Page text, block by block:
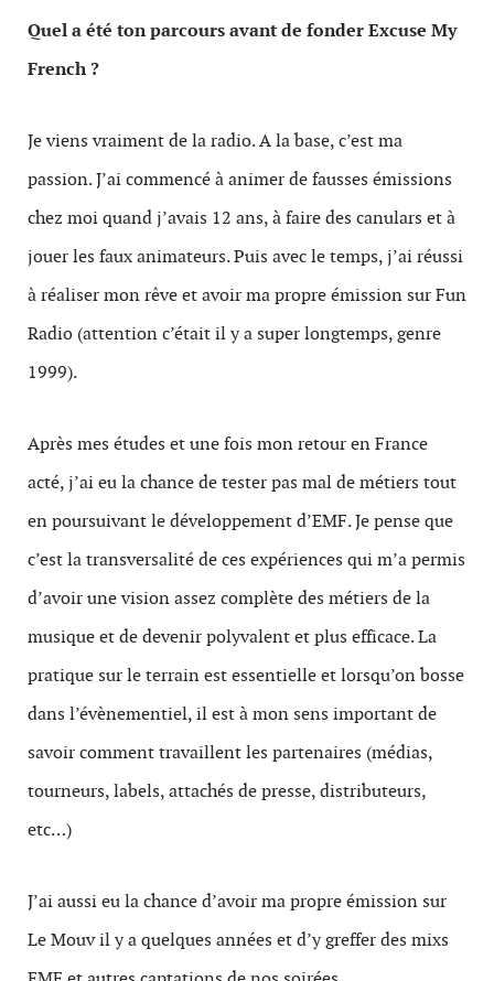
Quel a été ton parcours avant de fonder Excuse My
French ?
Je viens vraiment de la radio. A la base, c’est ma
passion. J’ai commencé à animer de fausses émissions
chez moi quand j’avais 12 ans, à faire des canulars et à
jouer les faux animateurs. Puis avec le temps, j’ai réussi
à réaliser mon rêve et avoir ma propre émission sur Fun
Radio (attention c’était il y a super longtemps, genre
1999).
Après mes études et une fois mon retour en France
acté, j’ai eu la chance de tester pas mal de métiers tout
en poursuivant le développement d’EMF. Je pense que
c’est la transversalité de ces expériences qui m’a permis
d’avoir une vision assez complète des métiers de la
musique et de devenir polyvalent et plus efficace. La
pratique sur le terrain est essentielle et lorsqu’on bosse
dans l’évènementiel, il est à mon sens important de
savoir comment travaillent les partenaires (médias,
tourneurs, labels, attachés de presse, distributeurs,
etc…)
J’ai aussi eu la chance d’avoir ma propre émission sur
Le Mouv il y a quelques années et d’y greffer des mixs